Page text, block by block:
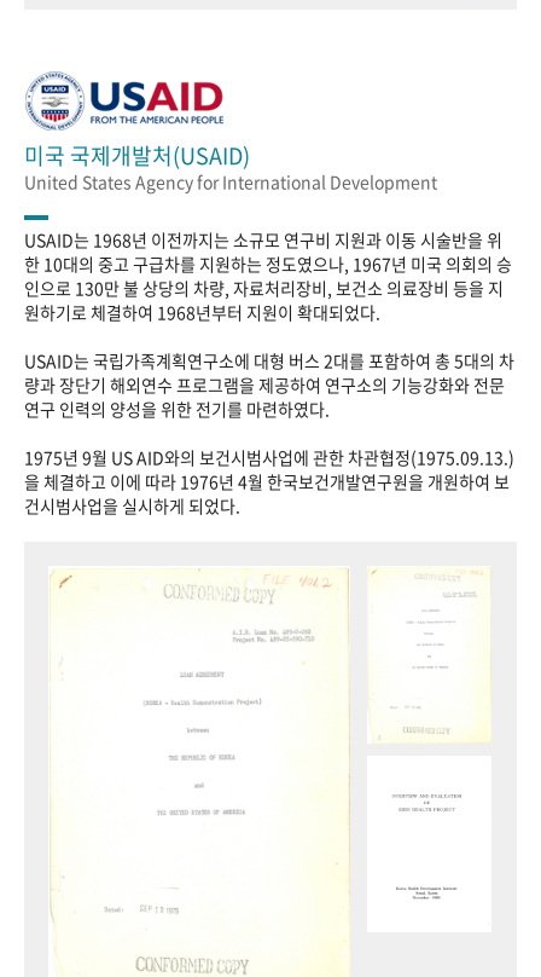
미국 국제개발처(USAID)
United States Agency for International Development
USAID는 1968년 이전까지는 소규모 연구비 지원과 이동 시술반을 위
한 10대의 중고 구급차를 지원하는 정도였으나, 1967년 미국 의회의 승
인으로 130만 불 상당의 차량, 자료처리장비, 보건소 의료장비 등을 지
원하기로 체결하여 1968년부터 지원이 확대되었다.
USAID는 국립가족계획연구소에 대형 버스 2대를 포함하여 총 5대의 차
량과 장단기 해외연수 프로그램을 제공하여 연구소의 기능강화와 전문
연구 인력의 양성을 위한 전기를 마련하였다.
1975년 9월 US AID와의 보건시범사업에 관한 차관협정(1975.09.13.)
을 체결하고 이에 따라 1976년 4월 한국보건개발연구원을 개원하여 보
건시범사업을 실시하게 되었다.